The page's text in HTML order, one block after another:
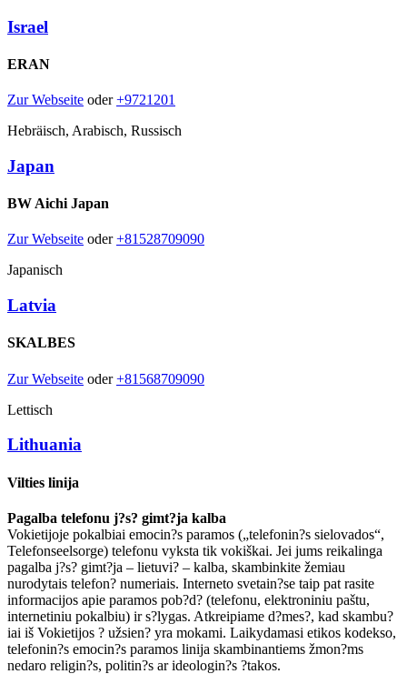
Israel
ERAN
Zur Webseite oder +9721201
Hebräisch, Arabisch, Russisch
Japan
BW Aichi Japan
Zur Webseite oder +81528709090
Japanisch
Latvia
SKALBES
Zur Webseite oder +81568709090
Lettisch
Lithuania
Vilties linija
Pagalba telefonu j?s? gimt?ja kalba
Vokietijoje pokalbiai emocin?s paramos („telefonin?s sielovados“,
Telefonseelsorge) telefonu vyksta tik vokiškai. Jei jums reikalinga
pagalba j?s? gimt?ja – lietuvi? – kalba, skambinkite žemiau
nurodytais telefon? numeriais. Interneto svetain?se taip pat rasite
informacijos apie paramos pob?d? (telefonu, elektroniniu paštu,
internetiniu pokalbiu) ir s?lygas. Atkreipiame d?mes?, kad skambu?
iai iš Vokietijos ? užsien? yra mokami. Laikydamasi etikos kodekso,
telefonin?s emocin?s paramos linija skambinantiems žmon?ms
nedaro religin?s, politin?s ar ideologin?s ?takos.